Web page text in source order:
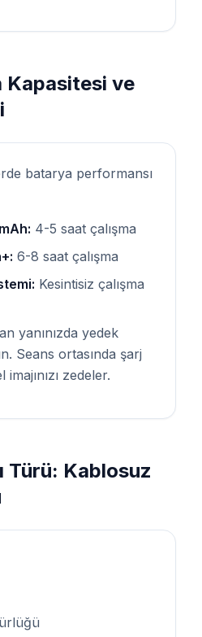
Kapasitesi ve
batarya performansı
4-5 saat çalışma
6-8 saat çalışma
Kesintisiz çalışma
yanınızda yedek
Seans ortasında şarj
zedeler.
Türü: Kablosuz